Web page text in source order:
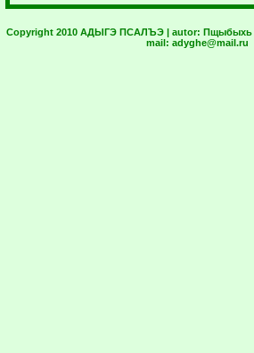
Copyright 2010 АДЫГЭ ПСАЛЪЭ | autor: Пщыбыхь
mail: adyghe@mail.ru